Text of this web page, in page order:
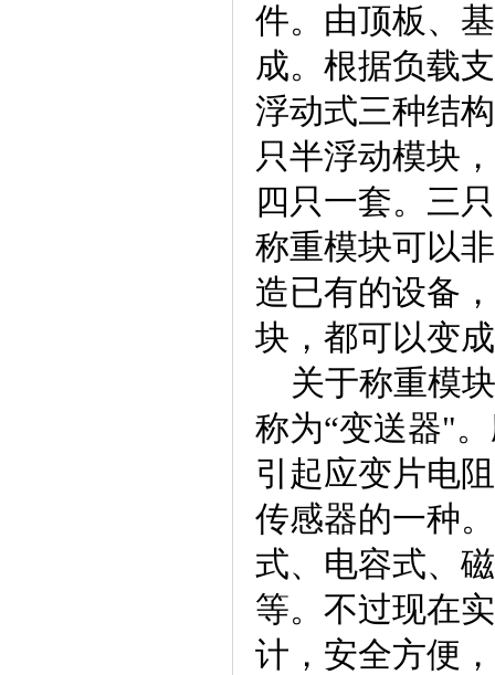
件。由顶板、
成。根据负载
浮动式三种结
只半浮动模块
四只一套。三
称重模块可以
造已有的设备
块，都可以变
关于称重模
称为“变送器"
引起应变片电
传感器的一种
式、电容式、
等。不过现在
计，安全方便